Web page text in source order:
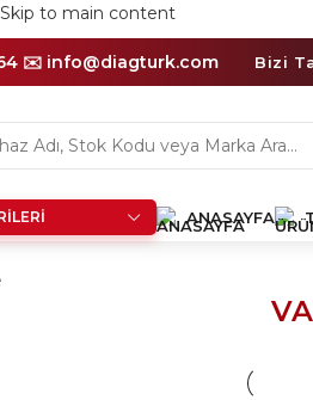
Skip to main content
✉️ info@diagturk.com
Kartına
Taksite
İmkanlar
Bizi
ANASAYFA
arıza tespit cihazı” olarak